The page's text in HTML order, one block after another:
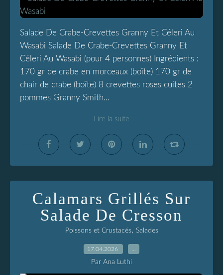
Salade De Crabe-Crevettes Granny Et Céleri Au
Wasabi Salade De Crabe-Crevettes Granny Et
Céleri Au Wasabi (pour 4 personnes) Ingrédients :
170 gr de crabe en morceaux (boîte) 170 gr de
chair de crabe (boîte) 8 crevettes roses cuites 2
pommes Granny Smith...
Lire la suite
Calamars Grillés Sur
Salade De Cresson
Poissons et Crustacés, Salades
17.04.2026
Par Ana Luthi